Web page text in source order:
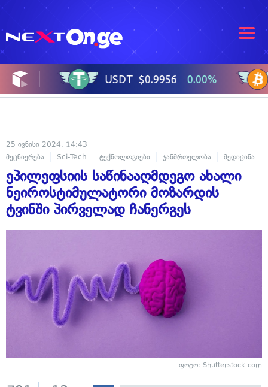
25 ივნისი 2024, 14:43
მეცნიერება
Sci-Tech ტექნოლოგიები ჯანმრთელობა მედიცინა
ეპილეფსიის საწინააღმდეგო ახალი
ნეიროსტიმულატორი მოზარდის
ტვინში პირველად ჩანერგეს
ფოტო: Shutterstock.com